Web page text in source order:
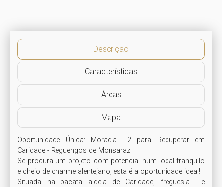
Descrição
Características
Áreas
Mapa
Oportunidade Única: Moradia T2 para Recuperar em
Caridade - Reguengos de Monsaraz
Se procura um projeto com potencial num local tranquilo
e cheio de charme alentejano, esta é a oportunidade ideal!
Situada na pacata aldeia de Caridade, freguesia  e